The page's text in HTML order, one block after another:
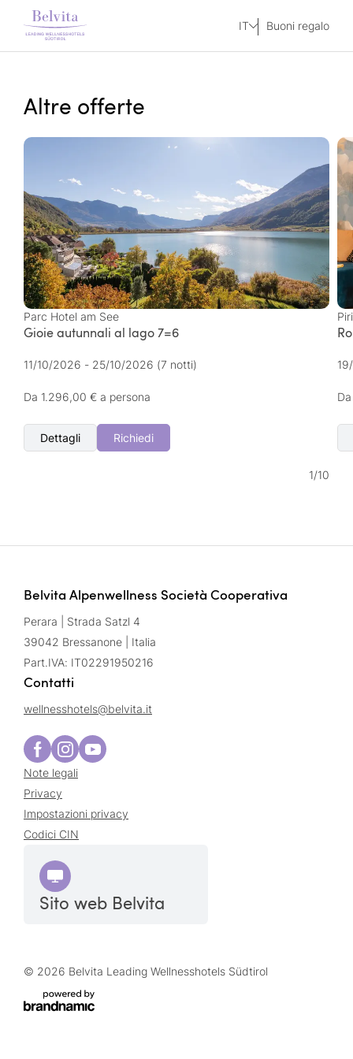
IT Buoni regalo
Altre offerte
Parc Hotel am See
Gioie autunnali al lago 7=6
11/10/2026 - 25/10/2026 (7 notti)
Da 1.296,00 € a persona
Dettagli Richiedi
1/10
Belvita Alpenwellness Società Cooperativa
Perara | Strada Satzl 4
39042 Bressanone | Italia
Part.IVA: IT02291950216
Contatti
wellnesshotels@belvita.it
Note legali
Privacy
Impostazioni privacy
Codici CIN
Sito web Belvita
© 2026 Belvita Leading Wellnesshotels Südtirol